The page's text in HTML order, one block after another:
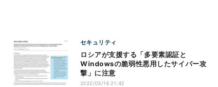
セキュリティ
ロシアが支援する「多要素認証と
Windowsの脆弱性悪用したサイバー攻
撃」に注意
2022/03/16 21:42